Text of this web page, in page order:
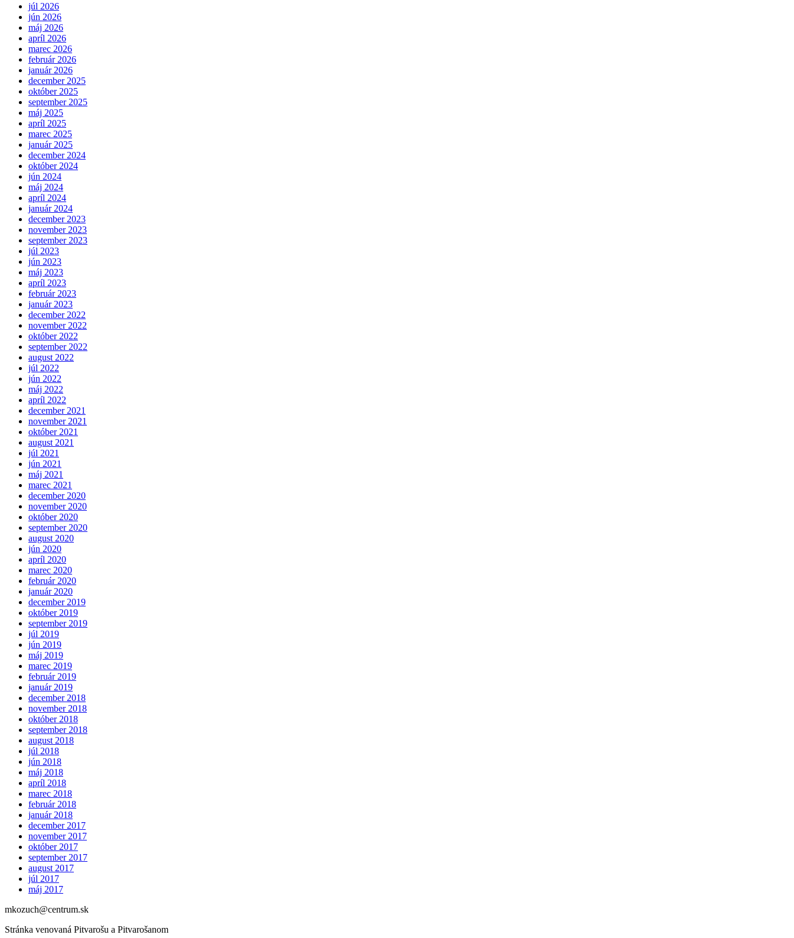
júl 2026
jún 2026
máj 2026
apríl 2026
marec 2026
február 2026
január 2026
december 2025
október 2025
september 2025
máj 2025
apríl 2025
marec 2025
január 2025
december 2024
október 2024
jún 2024
máj 2024
apríl 2024
január 2024
december 2023
november 2023
september 2023
júl 2023
jún 2023
máj 2023
apríl 2023
február 2023
január 2023
december 2022
november 2022
október 2022
september 2022
august 2022
júl 2022
jún 2022
máj 2022
apríl 2022
december 2021
november 2021
október 2021
august 2021
júl 2021
jún 2021
máj 2021
marec 2021
december 2020
november 2020
október 2020
september 2020
august 2020
jún 2020
apríl 2020
marec 2020
február 2020
január 2020
december 2019
október 2019
september 2019
júl 2019
jún 2019
máj 2019
marec 2019
február 2019
január 2019
december 2018
november 2018
október 2018
september 2018
august 2018
júl 2018
jún 2018
máj 2018
apríl 2018
marec 2018
február 2018
január 2018
december 2017
november 2017
október 2017
september 2017
august 2017
júl 2017
máj 2017
mkozuch@centrum.sk
Stránka venovaná Pitvarošu a Pitvarošanom